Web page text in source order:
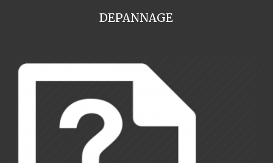
DEPANNAGE